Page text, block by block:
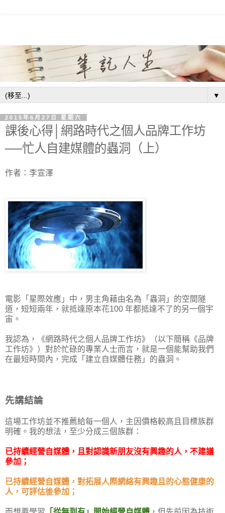
▼
2015年6月27日 星期六
課後心得│網路時代之個人品牌工作坊
──忙人自建媒體的蟲洞（上）
作者：李宣澤
電影「星際效應」中，男主角藉由名為「蟲洞」的空間隧
道，短短兩年，就抵達原本花100 年都抵達不了的另一個宇
宙。
我認為，《網路時代之個人品牌工作坊》（以下簡稱《品牌
工作坊》）對於忙碌的專業人士而言，就是一個能幫助我們
在最短時間內，完成「建立自媒體任務」的蟲洞。
先講結論
這場工作坊並不推薦給每一個人，主因價格較高且目標族群
明確。我的想法，至少分成三個族群：
已持續經營自媒體，且對認識新朋友沒有興趣的人，不建議
參加；
已持續經營自媒體，對拓展人際網絡有興趣且的心態健康的
人，可評估後參加；